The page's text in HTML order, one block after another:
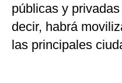
públicas y
decir, habrá
las principales